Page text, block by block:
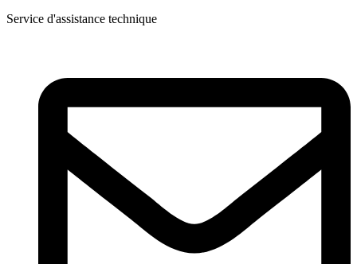
Service d'assistance technique